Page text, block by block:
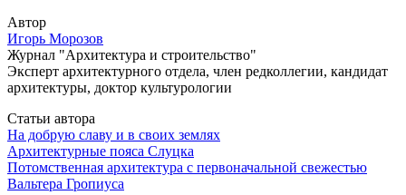
Автор
Игорь Морозов
Журнал "Архитектура и строительство"
Эксперт архитектурного отдела, член редколлегии, кандидат
архитектуры, доктор культурологии
Статьи автора
На добрую славу и в своих землях
Архитектурные пояса Слуцка
Потомственная архитектура с первоначальной свежестью
Вальтера Гропиуса